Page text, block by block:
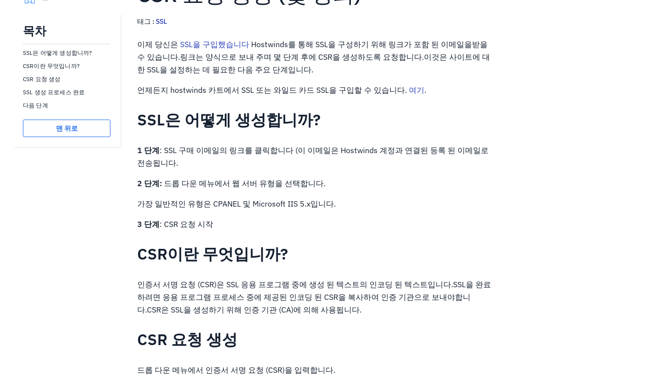
목차
SSL은 어떻게 생성합니까?
CSR이란 무엇입니까?
CSR 요청 생성
SSL 생성 프로세스 완료
다음 단계
맨 위로
태그 : SSL
이제 당신은 SSL을 구입했습니다 Hostwinds를 통해 SSL을 구성하기 위해 링크가 포함 된 이메일을받을
수 있습니다.링크는 양식으로 보내 주며 몇 단계 후에 CSR을 생성하도록 요청합니다.이것은 사이트에 대
한 SSL을 설정하는 데 필요한 다음 주요 단계입니다.
언제든지 hostwinds 카트에서 SSL 또는 와일드 카드 SSL을 구입할 수 있습니다. 여기.
SSL은 어떻게 생성합니까?
1 단계: SSL 구매 이메일의 링크를 클릭합니다 (이 이메일은 Hostwinds 계정과 연결된 등록 된 이메일로
전송됩니다.
2 단계: 드롭 다운 메뉴에서 웹 서버 유형을 선택합니다.
가장 일반적인 유형은 CPANEL 및 Microsoft IIS 5.x입니다.
3 단계: CSR 요청 시작
CSR이란 무엇입니까?
인증서 서명 요청 (CSR)은 SSL 응용 프로그램 중에 생성 된 텍스트의 인코딩 된 텍스트입니다.SSL을 완료
하려면 응용 프로그램 프로세스 중에 제공된 인코딩 된 CSR을 복사하여 인증 기관으로 보내야합니
다.CSR은 SSL을 생성하기 위해 인증 기관 (CA)에 의해 사용됩니다.
CSR 요청 생성
드롭 다운 메뉴에서 인증서 서명 요청 (CSR)을 입력합니다.